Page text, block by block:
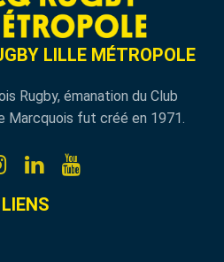
LILLE MÉTROPOLE
Rugby, émanation du Club
Marcquois fut créé en 1971.
LIENS